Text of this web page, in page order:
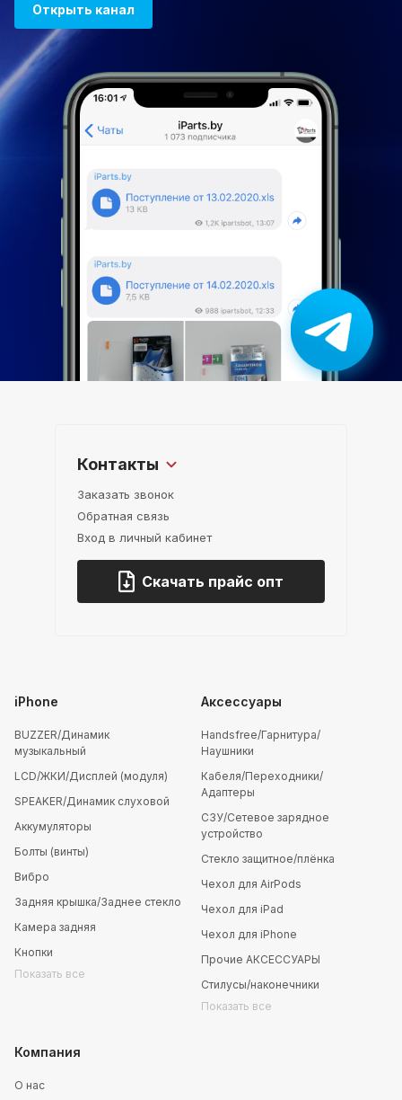
Открыть канал
iPhone
BUZZER/Динамик
музыкальный
LCD/ЖКИ/Дисплей (модуля)
SPEAKER/Динамик слуховой
Аккумуляторы
Болты (винты)
Вибро
Задняя крышка/Заднее стекло
Камера задняя
Кнопки
Показать все
Аксессуары
Handsfree/Гарнитура/
Наушники
Кабеля/Переходники/
Адаптеры
СЗУ/Сетевое зарядное
устройство
Стекло защитное/плёнка
Чехол для AirPods
Чехол для iPad
Чехол для iPhone
Прочие АКСЕССУАРЫ
Стилусы/наконечники
Показать все
Компания
О нас
Контакты
Заказать звонок
Обратная связь
Вход в личный кабинет
Скачать прайс опт